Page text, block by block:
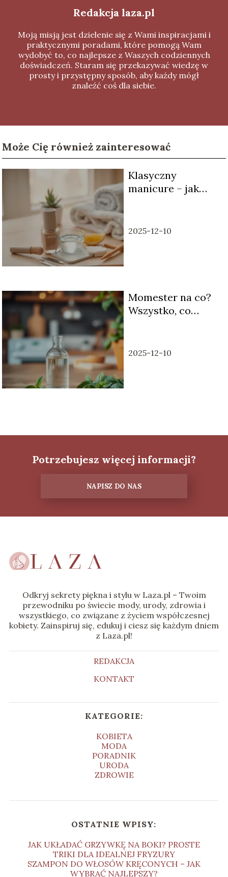
Redakcja laza.pl
Moją misją jest dzielenie się z Wami inspiracjami i
praktycznymi poradami, które pomogą Wam
wydobyć to, co najlepsze z Waszych codziennych
doświadczeń. Staram się przekazywać wiedzę w
prosty i przystępny sposób, aby każdy mógł
znaleźć coś dla siebie.
Może Cię również zainteresować
Klasyczny
manicure – jak
2025-12-10
Momester na co?
Wszystko, co
2025-12-10
Potrzebujesz więcej informacji?
NAPISZ DO NAS
Odkryj sekrety piękna i stylu w Laza.pl – Twoim
przewodniku po świecie mody, urody, zdrowia i
wszystkiego, co związane z życiem współczesnej
kobiety. Zainspiruj się, edukuj i ciesz się każdym dniem
z Laza.pl!
REDAKCJA
KONTAKT
KATEGORIE:
KOBIETA
MODA
PORADNIK
URODA
ZDROWIE
OSTATNIE WPISY:
JAK UKŁADAĆ GRZYWKĘ NA BOKI? PROSTE
TRIKI DLA IDEALNEJ FRYZURY
SZAMPON DO WŁOSÓW KRĘCONYCH – JAK
WYBRAĆ NAJLEPSZY?